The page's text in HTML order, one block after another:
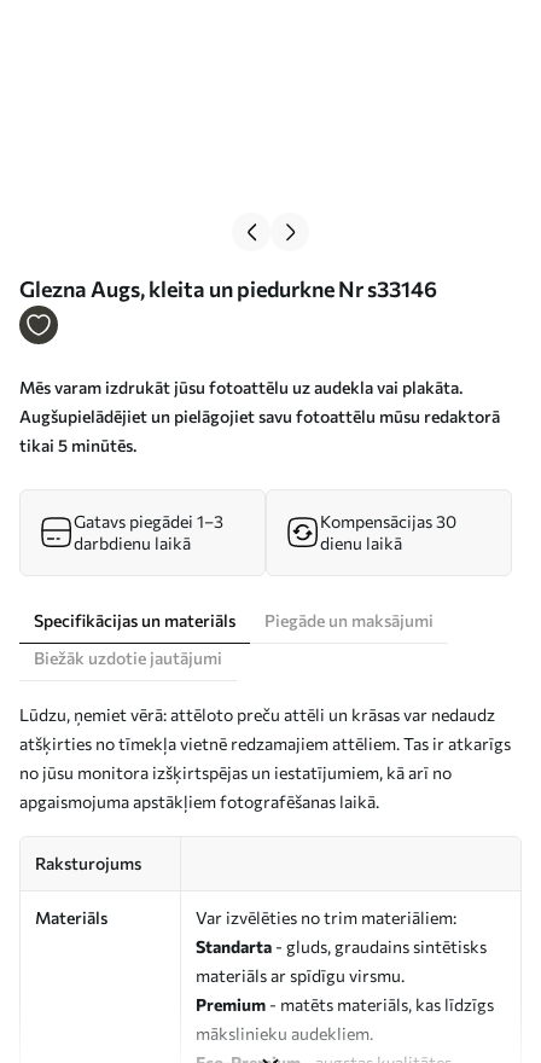
Glezna Augs, kleita un piedurkne Nr s33146
Mēs varam izdrukāt jūsu fotoattēlu uz audekla vai plakāta.
Augšupielādējiet un pielāgojiet savu fotoattēlu mūsu redaktorā
tikai 5 minūtēs.
Gatavs piegādei 1–3
darbdienu laikā
Kompensācijas 30
dienu laikā
Specifikācijas un materiāls
Piegāde un maksājumi
Biežāk uzdotie jautājumi
Lūdzu, ņemiet vērā: attēloto preču attēli un krāsas var nedaudz
atšķirties no tīmekļa vietnē redzamajiem attēliem. Tas ir atkarīgs
no jūsu monitora izšķirtspējas un iestatījumiem, kā arī no
apgaismojuma apstākļiem fotografēšanas laikā.
Raksturojums
Materiāls
Var izvēlēties no trim materiāliem:
Standarta - gluds, graudains sintētisks
materiāls ar spīdīgu virsmu.
Premium - matēts materiāls, kas līdzīgs
mākslinieku audekliem.